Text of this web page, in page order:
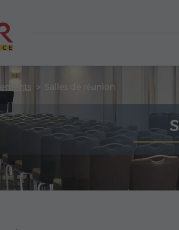
Salles de réunion